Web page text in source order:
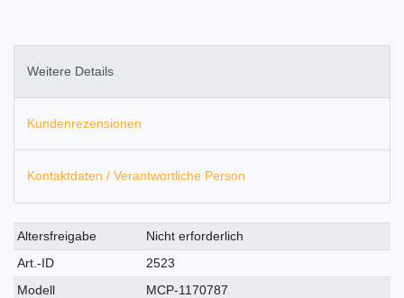
Weitere Details
Kundenrezensionen
Kontaktdaten / Verantwortliche Person
Technisches
Merkmal
Wert
Altersfreigabe
Nicht erforderlich
Art.-ID
2523
Modell
MCP-1170787